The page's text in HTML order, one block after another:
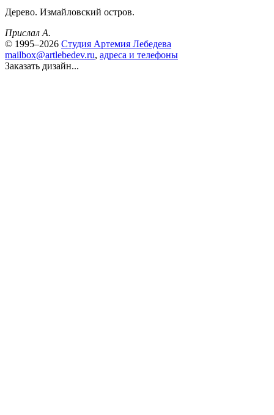
Дерево. Измайловский остров.
Прислал А.
© 1995–2026 Студия Артемия Лебедева
mailbox@artlebedev.ru, адреса и телефоны
Заказать дизайн...